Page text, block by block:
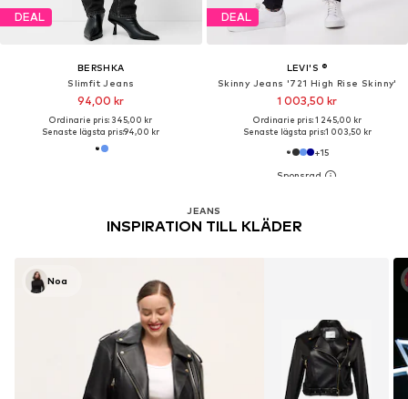
DEAL
BERSHKA
Slimfit Jeans
94,00 kr
Ordinarie pris: 345,00 kr
Senaste lägsta pris:94,00 kr
DEAL
LEVI'S ®
Skinny Jeans '721 High Rise Skinny'
1 003,50 kr
Ordinarie pris: 1 245,00 kr
Senaste lägsta pris:1 003,50 kr
+15
JEANS
INSPIRATION TILL KLÄDER
Noa